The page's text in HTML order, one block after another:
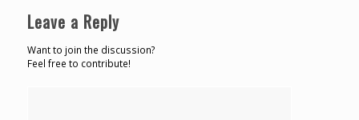
Leave a Reply
Want to join the discussion?
Feel free to contribute!